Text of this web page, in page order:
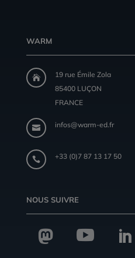
WARM

19 rue Émile Zola
85400 LUÇON
FRANCE
 infos@warm-ed.fr
 +33 (0)7 87 13 17 50
NOUS SUIVRE
  